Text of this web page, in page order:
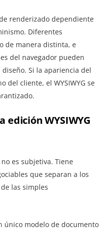
renderizado dependiente
Diferentes
de manera distinta, e
del navegador pueden
Si la apariencia del
del cliente, el WYSIWYG se
WYSIWYG
no es subjetiva. Tiene
que separan a los
las simples
único modelo de documento